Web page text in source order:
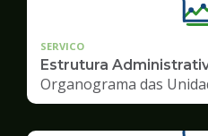
SERVICO
Estrutura
Organograma das